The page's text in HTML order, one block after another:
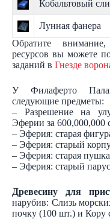
Кобальтовый
Лунная фанера
Обратите
ресурсов вы можете
заданий в Гнезде
У Филаферто
следующие предметы:
– Разрешение на
Эферии за 600,000,000
– Эферия: старая
– Эферия: старый
– Эферия: старая
– Эферия: старый
Древесину для
нарубив: Слизь
почку (100 шт.) и Кору